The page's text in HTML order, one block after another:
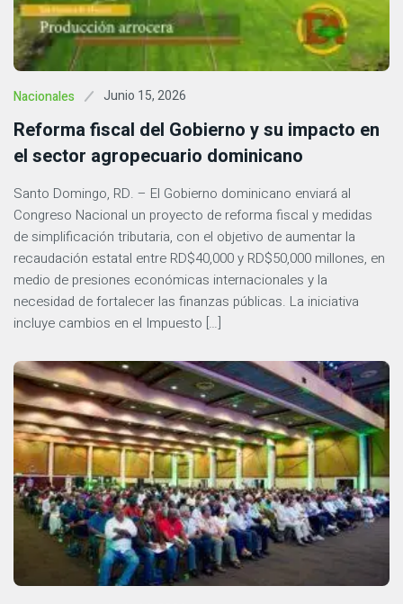
Nacionales Junio 15, 2026
Reforma fiscal del Gobierno y su impacto en
el sector agropecuario dominicano
Santo Domingo, RD. – El Gobierno dominicano enviará al
Congreso Nacional un proyecto de reforma fiscal y medidas
de simplificación tributaria, con el objetivo de aumentar la
recaudación estatal entre RD$40,000 y RD$50,000 millones, en
medio de presiones económicas internacionales y la
necesidad de fortalecer las finanzas públicas. La iniciativa
incluye cambios en el Impuesto […]